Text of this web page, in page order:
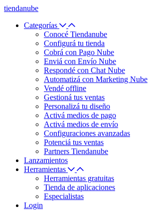
tiendanube
Categorías
Conocé Tiendanube
Configurá tu tienda
Cobrá con Pago Nube
Enviá con Envío Nube
Respondé con Chat Nube
Automatizá con Marketing Nube
Vendé offline
Gestioná tus ventas
Personalizá tu diseño
Activá medios de pago
Activá medios de envío
Configuraciones avanzadas
Potenciá tus ventas
Partners Tiendanube
Lanzamientos
Herramientas
Herramientas gratuitas
Tienda de aplicaciones
Especialistas
Login